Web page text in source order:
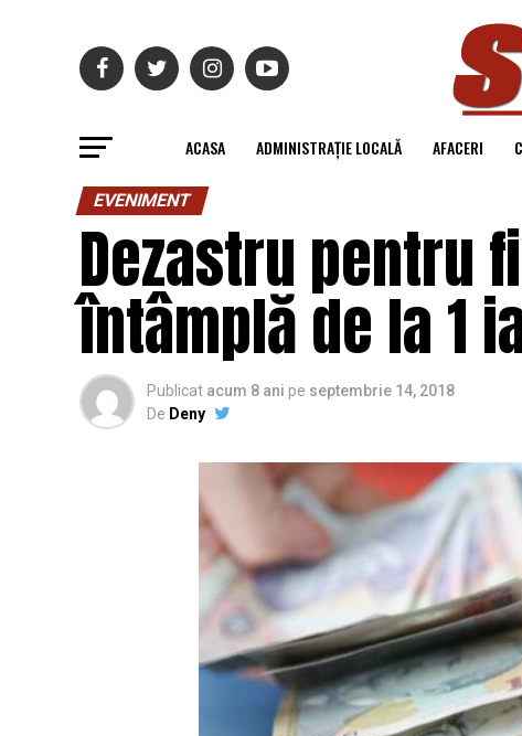
ACASA ADMINISTRAȚIE LOCALĂ AFACERI
EVENIMENT
Dezastru pentru
întâmplă de la 1
Publicat acum 8 ani pe septembrie 14, 2018
De Deny